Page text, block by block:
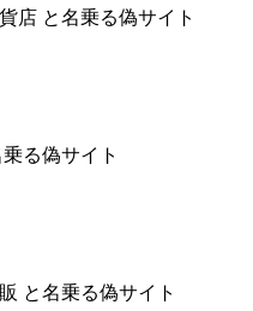
店 と名乗る偽サイト
る偽サイト
と名乗る偽サイト